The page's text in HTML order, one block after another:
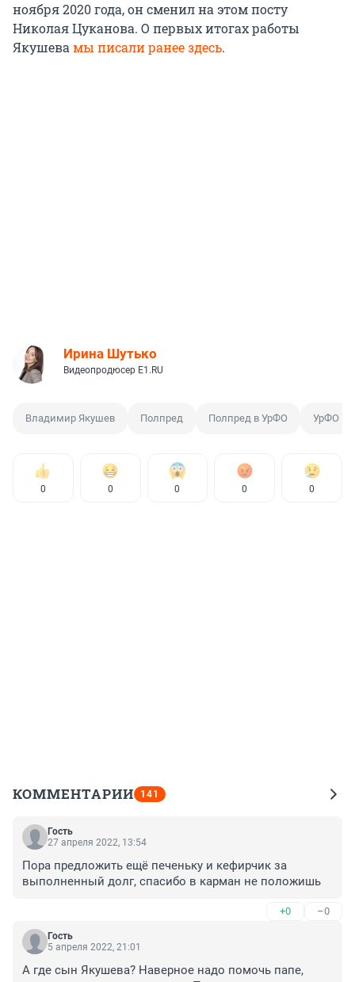
ноября 2020 года, он сменил на этом посту
Николая Цуканова. О первых итогах работы
Якушевамы писали ранее здесь.
Ирина Шутько
Видеопродюсер E1.RU
Владимир Якушев Полпред Полпред в УрФО УрФО
0 0 0 0 0
КОММЕНТАРИИ 141
Гость
27 апреля 2022, 13:54
Пора предложить ещё печеньку и кефирчик за
выполненный долг, спасибо в карман не положишь
+0 –0
Гость
5 апреля 2022, 21:01
А где сын Якушева? Наверное надо помочь папе,